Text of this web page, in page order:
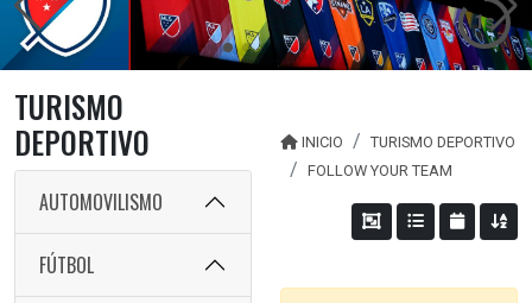
1s
TURISMO
DEPORTIVO
AUTOMOVILISMO
FÚTBOL
INICIO
TURISMO DEPORTIVO
FOLLOW YOUR TEAM